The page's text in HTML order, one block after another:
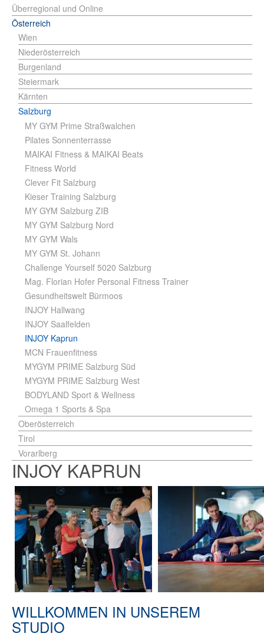
Überregional und Online
Österreich
Wien
Niederösterreich
Burgenland
Steiermark
Kärnten
Salzburg
MY GYM Prime Straßwalchen
Pilates Sonnenterrasse
MAIKAI Fitness & MAIKAI Beats
Fitness World
Clever Fit Salzburg
Kieser Training Salzburg
MY GYM Salzburg ZIB
MY GYM Salzburg Nord
MY GYM Wals
MY GYM St. Johann
Challenge Yourself 5020 Salzburg
Mag. Florian Hofer Personal Fitness Trainer
Gesundheitswelt Bürmoos
INJOY Hallwang
INJOY Saalfelden
INJOY Kaprun
MCN Frauenfitness
MYGYM PRIME Salzburg Süd
MYGYM PRIME Salzburg West
BODYLAND Sport & Wellness
Omega 1 Sports & Spa
Oberösterreich
Tirol
Vorarlberg
INJOY KAPRUN
WILLKOMMEN IN UNSEREM
STUDIO